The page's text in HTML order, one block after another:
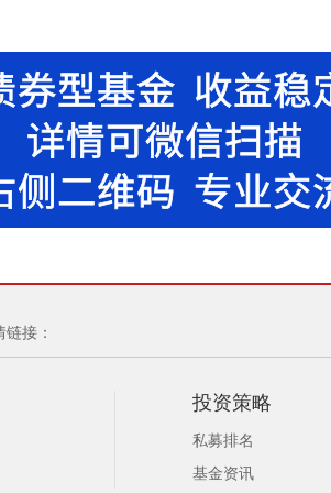
接：
投资策略
私募排名
基金资讯